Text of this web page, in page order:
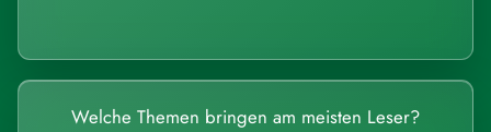
Welche Themen bringen am meisten Leser?